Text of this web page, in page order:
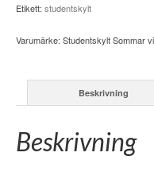
Etikett: studentskylt
Varumärke: Studentskylt Sommar
Beskrivning
Beskrivning